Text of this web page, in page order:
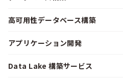
高可用性データベース構築
アプリケーション開発
Data Lake 構築サービス